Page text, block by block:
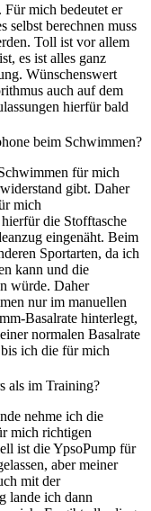
mich bedeutet er
selbst berechnen muss
Toll ist vor allem
es ist alles ganz
Wünschenswert
auch auf dem
hierfür bald
beim Schwimmen?
für mich
gibt. Daher
mich
die Stofftasche
eingenäht. Beim
Sportarten, da ich
kann und die
würde. Daher
nur im manuellen
Basalrate hinterlegt,
normalen Basalrate
ich die für mich
als im Training?
nehme ich die
mich richtigen
ist die YpsoPump für
aber meiner
mit der
lande ich dann